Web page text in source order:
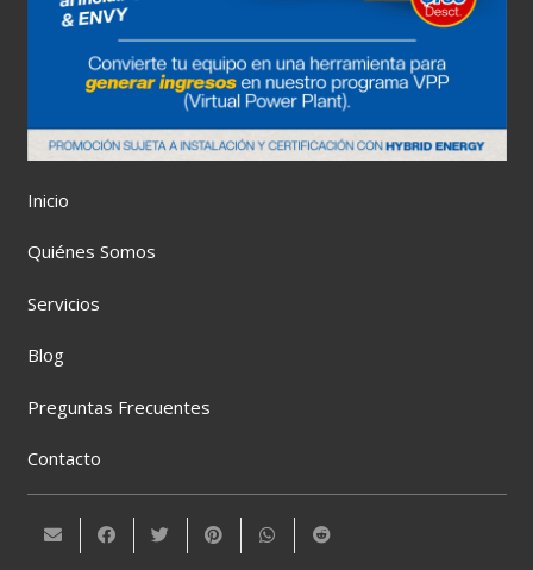
Inicio
Quiénes Somos
Servicios
Blog
Preguntas Frecuentes
Contacto